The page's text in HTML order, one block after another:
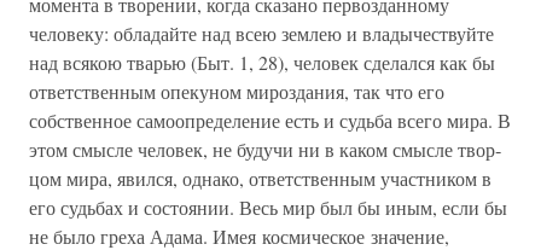
человеку: обла­дайте над всею землею и владычествуйте
над всякою тварью (Быт. 1, 28), человек сделался как бы
ответственным опекуном мирозда­ния, так что его
собственное самоопределение есть и судьба всего мира. В
этом смысле человек, не будучи ни в каком смысле твор­
цом мира, явился, однако, ответственным участником в
его судьбах и состоянии. Весь мир был бы иным, если бы
не было греха Адама. Имея космическое значение,